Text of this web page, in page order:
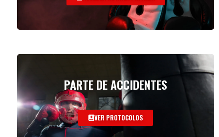
PARTE DE ACCIDENTES
VER PROTOCOLOS